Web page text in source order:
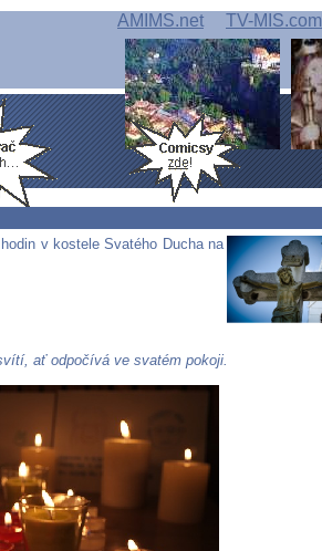
AMIMS.net TV-MIS.com
v kostele Svatého Ducha na
ať odpočívá ve svatém pokoji.